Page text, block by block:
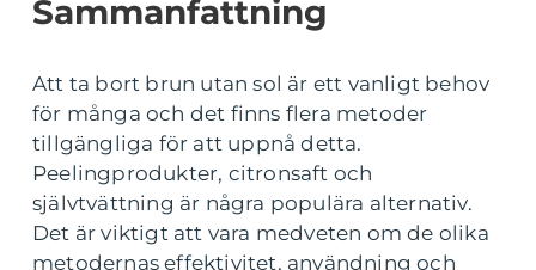
Sammanfattning
Att ta bort brun utan sol är ett vanligt behov
för många och det finns flera metoder
tillgängliga för att uppnå detta.
Peelingprodukter, citronsaft och
självtvättning är några populära alternativ.
Det är viktigt att vara medveten om de olika
metodernas effektivitet, användning och